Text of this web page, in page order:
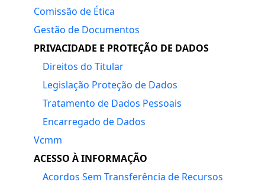
Comissão de Ética
Gestão de Documentos
PRIVACIDADE E PROTEÇÃO DE DADOS
Direitos do Titular
Legislação Proteção de Dados
Tratamento de Dados Pessoais
Encarregado de Dados
Vcmm
ACESSO À INFORMAÇÃO
Acordos Sem Transferência de Recursos